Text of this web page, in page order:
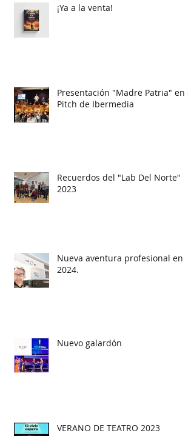
¡Ya a la venta!
Presentación "Madre Patria" en el
Pitch de Ibermedia
Recuerdos del "Lab Del Norte"
2023
Nueva aventura profesional en
2024.
Nuevo galardón
VERANO DE TEATRO 2023